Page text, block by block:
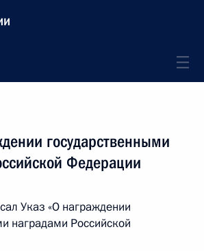
государственными
Федерации
Указ «О награждении
наградами Российской